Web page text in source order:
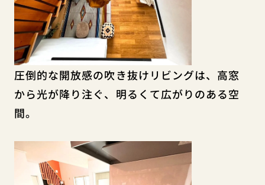
圧倒的な開放感の吹き抜けリビングは、高窓
から光が降り注ぐ、明るくて広がりのある空
間。